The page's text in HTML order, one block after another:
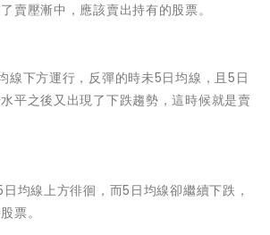
賣壓漸中，應該賣出持有的股票。
線下方運行，反彈的時未5日均線，且5日
平之後又出現了下跌趨勢，這時候就是賣
均線上方徘徊，而5日均線卻繼續下跌，
票。